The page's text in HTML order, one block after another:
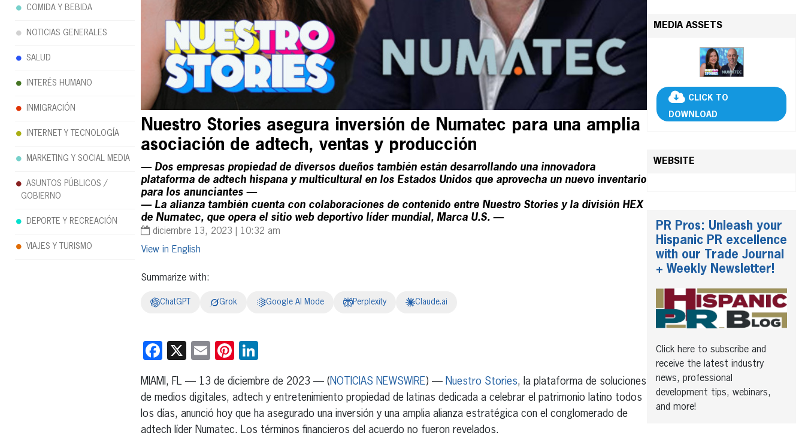
Nuestro Stories asegura inversión de Numatec para una amplia
asociación de adtech, ventas y producción
— Dos empresas propiedad de diversos dueños también están desarrollando una innovadora
plataforma de adtech hispana y multicultural en los Estados Unidos que aprovecha un nuevo inventario
para los anunciantes —
— La alianza también cuenta con colaboraciones de contenido entre Nuestro Stories y la división HEX
de Numatec, que opera el sitio web deportivo líder mundial, Marca U.S. —
diciembre 13, 2023 | 10:32 am
English
Summarize with:
ChatGPT Grok Google AI Mode Perplexity Claude.ai
Facebook
X EmailPinterest
MIAMI, FL — 13 de diciembre de 2023 — (NOTICIAS NEWSWIRE) — Nuestro Stories, la plataforma de soluciones
de medios digitales, adtech y entretenimiento propiedad de latinas dedicada a celebrar el patrimonio latino todos
los días, anunció hoy que ha asegurado una inversión y una amplia alianza estratégica con el conglomerado de
adtech líder Numatec. Los términos financieros del acuerdo no fueron revelados.
MEDIA ASSETS
CLICK TO
DOWNLOAD
WEBSITE
PR Pros: Unleash your
Hispanic PR excellence
with our Trade Journal
+ Weekly Newsletter!
Click here to subscribe and
receive the latest industry
news, professional
development tips, webinars,
and more!
COMIDA Y BEBIDA
NOTICIAS GENERALES
SALUD
INTERÉS HUMANO
INMIGRACIÓN
INTERNET Y TECNOLOGÍA
MARKETING Y SOCIAL MEDIA
ASUNTOS PÚBLICOS /
GOBIERNO
DEPORTE Y RECREACIÓN
VIAJES Y TURISMO